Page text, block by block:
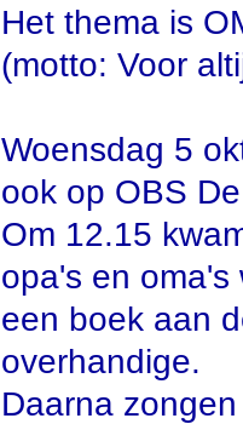
Het thema is
(motto: Voor
Woensdag 5
ook op OBS
Om 12.15
opa's en
een boek aan
overhandige.
Daarna